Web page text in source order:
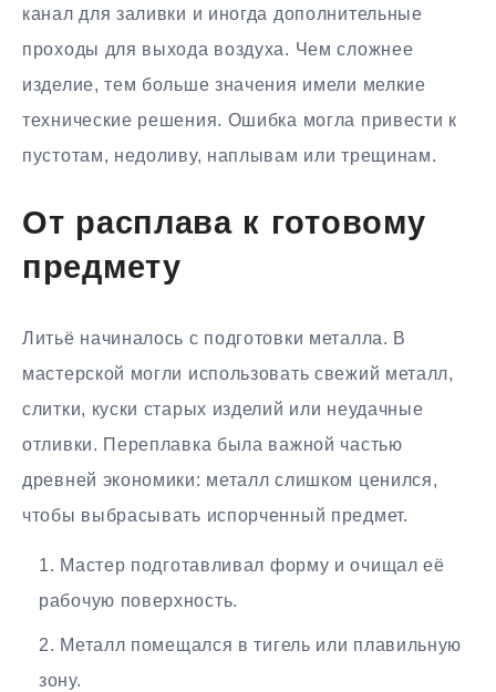
канал для заливки и иногда дополнительные
проходы для выхода воздуха. Чем сложнее
изделие, тем больше значения имели мелкие
технические решения. Ошибка могла привести к
пустотам, недоливу, наплывам или трещинам.
От расплава к готовому
предмету
Литьё начиналось с подготовки металла. В
мастерской могли использовать свежий металл,
слитки, куски старых изделий или неудачные
отливки. Переплавка была важной частью
древней экономики: металл слишком ценился,
чтобы выбрасывать испорченный предмет.
Мастер подготавливал форму и очищал её
рабочую поверхность.
Металл помещался в тигель или плавильную
зону.